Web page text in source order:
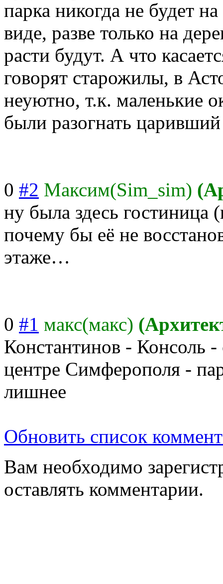
парка никогда не будет
виде, разве только на
расти будут. А что
говорят старожилы, в
неуютно, т.к. маленькие
были разогнать
0 #2 Максим(Sim_sim)
ну была здесь гостиница
почему бы её не
этаже…
0 #1 макс(макс)
Константинов - Консоль
центре Симферополя -
лишнее
Обновить список
Вам необходимо
оставлять комментарии.